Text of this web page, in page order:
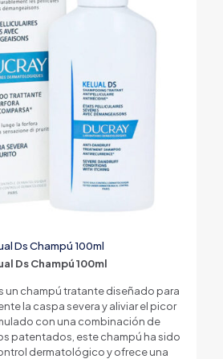
Ds Champú 100ml
Ds Champú 100ml
un champú tratante diseñado para
la caspa severa y aliviar el picor
con una combinación de
patentados, este champú ha sido
dermatológico y ofrece una